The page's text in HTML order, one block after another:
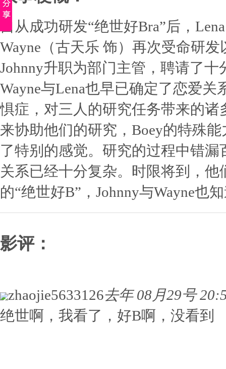
自从成功研发“绝世好Bra”后，
Wayne（古天乐 饰）再次受命研
Johnny升职为部门主管，聘请了
Wayne与Lena也早已确定了恋爱
惧症，对三人的研究任务带来的
来协助他们的研究，Boey的特殊
了特别的感觉。研究的过程中错
关系已经十分复杂。时限将到，
的“绝世好B”，Johnny与Wayne也
影评：
zhaojie5633126去年 08月29号
绝世啊，我看了，好B啊，没看到